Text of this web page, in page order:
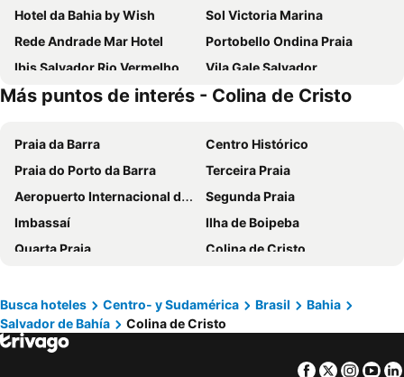
Hotel da Bahia by Wish
Sol Victoria Marina
Rede Andrade Mar Hotel
Portobello Ondina Praia
Ibis Salvador Rio Vermelho
Vila Gale Salvador
Monte Pascoal Praia Hotel Salvador
Hit Hotel
Rede Andrade Plaza Salvador
Rede Andrade Express
Novotel Salvador Rio Vermelho
Bahiamar Hotel
Astron Suítes Mondial Salvador by Nobile
Samba Villa da Praia
Hotel Deville Prime Salvador
CASA Di VINA Boutique Hotel
Salvador Business & Flat by Avectur
Hotel Porto Salvador
Mercure Salvador Rio Vermelho
Best Western Salvador Hangar Aeroporto
The Hotel
Intercity Salvador
Quality Hotel & Suítes São Salvador
Más puntos de interés - Colina de Cristo
Praia da Barra
Centro Histórico
Praia do Porto da Barra
Terceira Praia
Aeropuerto Internacional de Salvador Deputado Luís Eduardo Magalhães
Segunda Praia
Imbassaí
Ilha de Boipeba
Quarta Praia
Colina de Cristo
Ciudad Baja
Bahia Convention Centre
Lago de Abaeté
Isla de los Frailes
Primeira Praia
Busca hoteles Centro- y Sudamérica Brasil
Bahia
Salvador de Bahía
Colina de Cristo
Facebook
Twitter